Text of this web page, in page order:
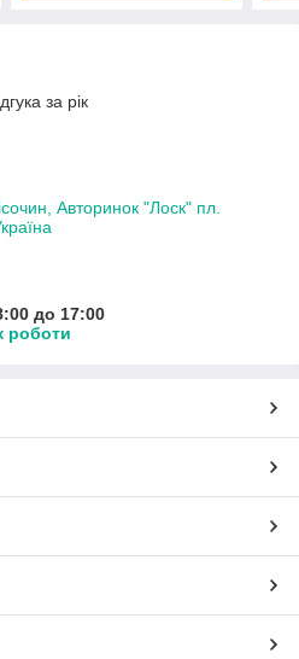
за рік
Авторинок "Лоск" пл.
до 17:00
роботи